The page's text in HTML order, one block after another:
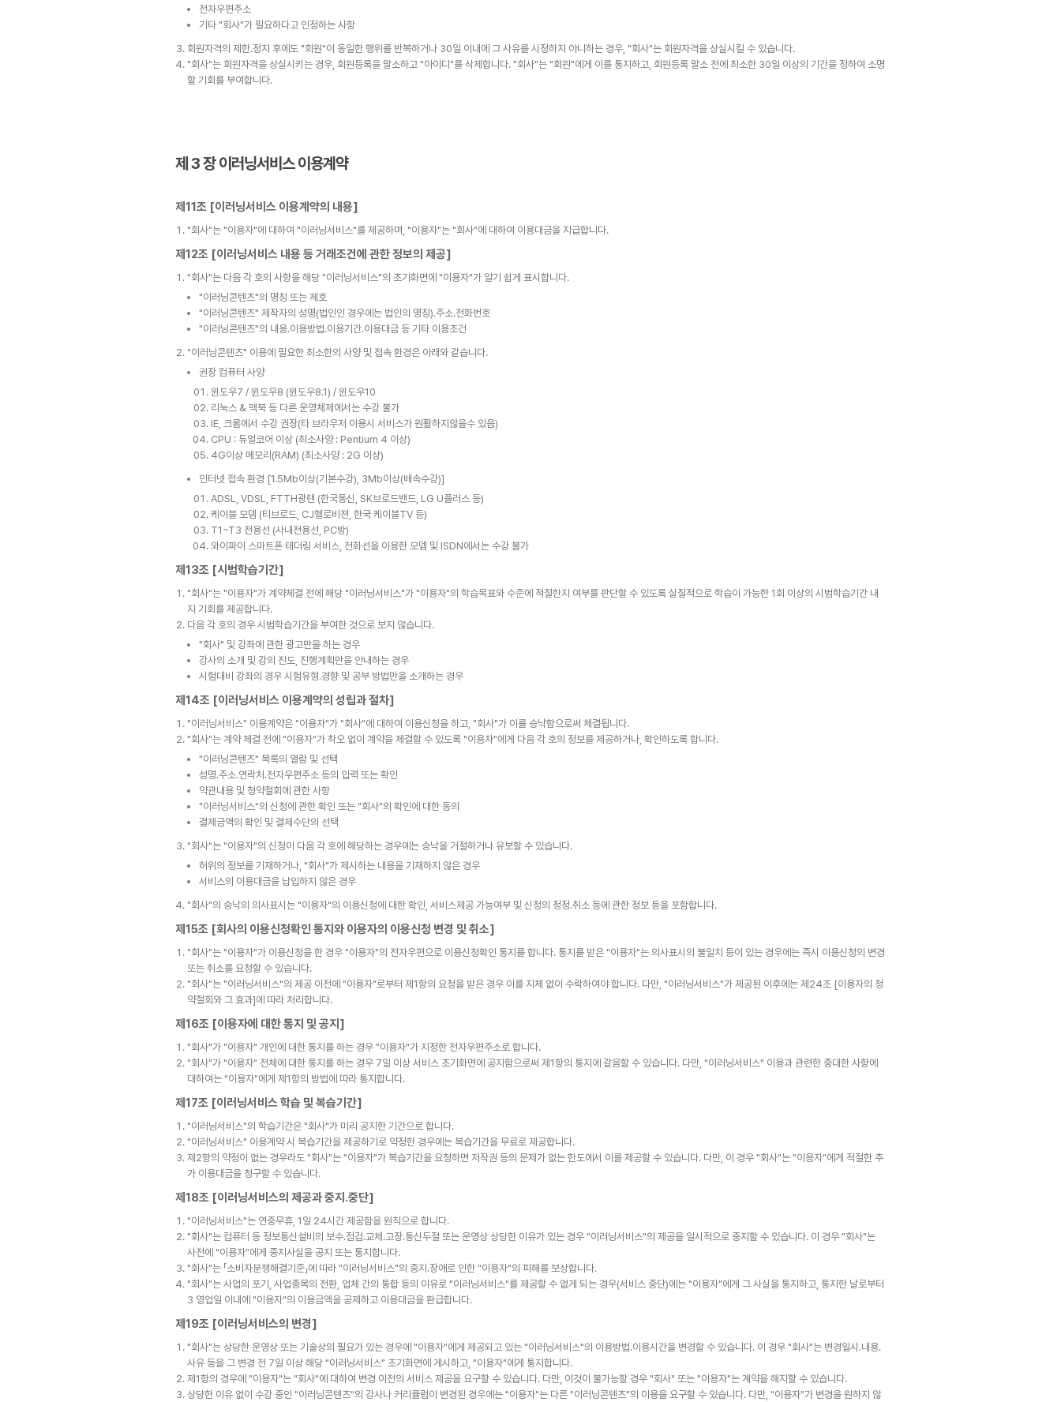
전자우편주소
기타 "회사"가 필요하다고 인정하는 사항
회원자격의 제한․정지 후에도 "회원"이 동일한 행위를 반복하거나 30일 이내에 그 사유를 시정하지 아니하는 경우, "회사"는 회원자격을 상실시킬 수 있습니다.
"회사"는 회원자격을 상실시키는 경우, 회원등록을 말소하고 "아이디"를 삭제합니다. "회사"는 "회원"에게 이를 통지하고, 회원등록 말소 전에 최소한 30일 이상의 기간을 정하여 소명
할 기회를 부여합니다.
제 3 장 이러닝서비스 이용계약
제11조 [이러닝서비스 이용계약의 내용]
"회사"는 "이용자"에 대하여 "이러닝서비스"를 제공하며, "이용자"는 "회사"에 대하여 이용대금을 지급합니다.
제12조 [이러닝서비스 내용 등 거래조건에 관한 정보의 제공]
"회사"는 다음 각 호의 사항을 해당 "이러닝서비스"의 초기화면에 "이용자"가 알기 쉽게 표시합니다.
"이러닝콘텐츠"의 명칭 또는 제호
"이러닝콘텐츠" 제작자의 성명(법인인 경우에는 법인의 명칭)․주소․전화번호
"이러닝콘텐츠"의 내용․이용방법․이용기간․이용대금 등 기타 이용조건
"이러닝콘텐츠" 이용에 필요한 최소한의 사양 및 접속 환경은 아래와 같습니다.
권장 컴퓨터 사양
윈도우7 / 윈도우8 (윈도우8.1) / 윈도우10
리눅스 & 맥북 등 다른 운영체제에서는 수강 불가
IE, 크롬에서 수강 권장(타 브라우저 이용시 서비스가 원활하지않을수 있음)
CPU : 듀얼코어 이상 (최소사양 : Pentium 4 이상)
4G이상 메모리(RAM) (최소사양 : 2G 이상)
인터넷 접속 환경 [1.5Mb이상(기본수강), 3Mb이상(배속수강)]
ADSL, VDSL, FTTH광랜 (한국통신, SK브로드밴드, LG U플러스 등)
케이블 모뎀 (티브로드, CJ헬로비젼, 한국 케이블TV 등)
T1~T3 전용선 (사내전용선, PC방)
와이파이 스마트폰 테더링 서비스, 전화선을 이용한 모뎀 및 ISDN에서는 수강 불가
제13조 [시범학습기간]
"회사"는 "이용자"가 계약체결 전에 해당 "이러닝서비스"가 "이용자"의 학습목표와 수준에 적절한지 여부를 판단할 수 있도록 실질적으로 학습이 가능한 1회 이상의 시범학습기간 내
지 기회를 제공합니다.
다음 각 호의 경우 시범학습기간을 부여한 것으로 보지 않습니다.
"회사" 및 강좌에 관한 광고만을 하는 경우
강사의 소개 및 강의 진도, 진행계획만을 안내하는 경우
시험대비 강좌의 경우 시험유형․경향 및 공부 방법만을 소개하는 경우
제14조 [이러닝서비스 이용계약의 성립과 절차]
"이러닝서비스" 이용계약은 "이용자"가 "회사"에 대하여 이용신청을 하고, "회사"가 이를 승낙함으로써 체결됩니다.
"회사"는 계약 체결 전에 "이용자"가 착오 없이 계약을 체결할 수 있도록 "이용자"에게 다음 각 호의 정보를 제공하거나, 확인하도록 합니다.
"이러닝콘텐츠" 목록의 열람 및 선택
성명․주소․연락처․전자우편주소 등의 입력 또는 확인
약관내용 및 청약철회에 관한 사항
"이러닝서비스"의 신청에 관한 확인 또는 "회사"의 확인에 대한 동의
결제금액의 확인 및 결제수단의 선택
"회사"는 "이용자"의 신청이 다음 각 호에 해당하는 경우에는 승낙을 거절하거나 유보할 수 있습니다.
허위의 정보를 기재하거나, "회사"가 제시하는 내용을 기재하지 않은 경우
서비스의 이용대금을 납입하지 않은 경우
"회사"의 승낙의 의사표시는 "이용자"의 이용신청에 대한 확인, 서비스제공 가능여부 및 신청의 정정․취소 등에 관한 정보 등을 포함합니다.
제15조 [회사의 이용신청확인 통지와 이용자의 이용신청 변경 및 취소]
"회사"는 "이용자"가 이용신청을 한 경우 "이용자"의 전자우편으로 이용신청확인 통지를 합니다. 통지를 받은 "이용자"는 의사표시의 불일치 등이 있는 경우에는 즉시 이용신청의 변경
또는 취소를 요청할 수 있습니다.
"회사"는 "이러닝서비스"의 제공 이전에 "이용자"로부터 제1항의 요청을 받은 경우 이를 지체 없이 수락하여야 합니다. 다만, "이러닝서비스"가 제공된 이후에는 제24조 [이용자의 청
약철회와 그 효과]에 따라 처리합니다.
제16조 [이용자에 대한 통지 및 공지]
"회사"가 "이용자" 개인에 대한 통지를 하는 경우 "이용자"가 지정한 전자우편주소로 합니다.
"회사"가 "이용자" 전체에 대한 통지를 하는 경우 7일 이상 서비스 초기화면에 공지함으로써 제1항의 통지에 갈음할 수 있습니다. 다만, "이러닝서비스" 이용과 관련한 중대한 사항에
대하여는 "이용자"에게 제1항의 방법에 따라 통지합니다.
제17조 [이러닝서비스 학습 및 복습기간]
"이러닝서비스"의 학습기간은 "회사"가 미리 공지한 기간으로 합니다.
"이러닝서비스" 이용계약 시 복습기간을 제공하기로 약정한 경우에는 복습기간을 무료로 제공합니다.
제2항의 약정이 없는 경우라도 "회사"는 "이용자"가 복습기간을 요청하면 저작권 등의 문제가 없는 한도에서 이를 제공할 수 있습니다. 다만, 이 경우 "회사"는 "이용자"에게 적절한 추
가 이용대금을 청구할 수 있습니다.
제18조 [이러닝서비스의 제공과 중지․중단]
"이러닝서비스"는 연중무휴, 1일 24시간 제공함을 원칙으로 합니다.
"회사"는 컴퓨터 등 정보통신설비의 보수․점검․교체․고장․통신두절 또는 운영상 상당한 이유가 있는 경우 "이러닝서비스"의 제공을 일시적으로 중지할 수 있습니다. 이 경우 "회사"는
사전에 "이용자"에게 중지사실을 공지 또는 통지합니다.
"회사"는 「소비자분쟁해결기준」에 따라 "이러닝서비스"의 중지․장애로 인한 "이용자"의 피해를 보상합니다.
"회사"는 사업의 포기, 사업종목의 전환, 업체 간의 통합 등의 이유로 "이러닝서비스"를 제공할 수 없게 되는 경우(서비스 중단)에는 "이용자"에게 그 사실을 통지하고, 통지한 날로부터
3 영업일 이내에 "이용자"의 이용금액을 공제하고 이용대금을 환급합니다.
제19조 [이러닝서비스의 변경]
"회사"는 상당한 운영상 또는 기술상의 필요가 있는 경우에 "이용자"에게 제공되고 있는 "이러닝서비스"의 이용방법․이용시간을 변경할 수 있습니다. 이 경우 "회사"는 변경일시․내용․
사유 등을 그 변경 전 7일 이상 해당 "이러닝서비스" 초기화면에 게시하고, "이용자"에게 통지합니다.
제1항의 경우에 "이용자"는 "회사"에 대하여 변경 이전의 서비스 제공을 요구할 수 있습니다. 다만, 이것이 불가능할 경우 "회사" 또는 "이용자"는 계약을 해지할 수 있습니다.
상당한 이유 없이 수강 중인 "이러닝콘텐츠"의 강사나 커리큘럼이 변경된 경우에는 "이용자"는 다른 "이러닝콘텐츠"의 이용을 요구할 수 있습니다. 다만, "이용자"가 변경을 원하지 않